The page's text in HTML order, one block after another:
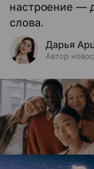
настроение —
слова.
Дарья
Автор